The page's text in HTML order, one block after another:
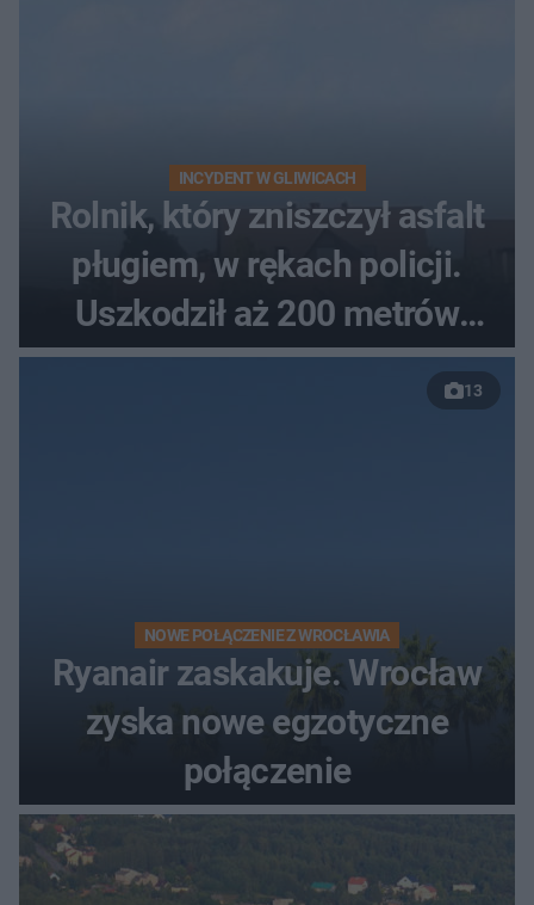
INCYDENT W GLIWICACH
Rolnik, który zniszczył asfalt
pługiem, w rękach policji.
Uszkodził aż 200 metrów
nowej drogi
13
NOWE POŁĄCZENIE Z WROCŁAWIA
Ryanair zaskakuje. Wrocław
zyska nowe egzotyczne
połączenie